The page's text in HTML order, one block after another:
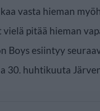
vasta hieman
pitää hieman
Boys esiintyy
30. huhtikuuta